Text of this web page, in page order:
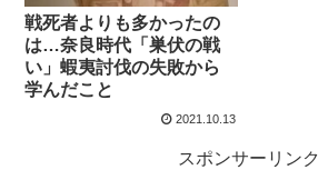
戦死者よりも多かったの
は…奈良時代「巣伏の戦
い」蝦夷討伐の失敗から
学んだこと
2021.10.13
スポンサーリンク